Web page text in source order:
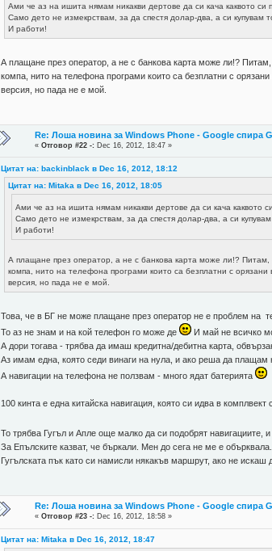
Ами че аз на ишита нямам никакви дертове да си кача каквото си
Само дето не измекрствам, за да спестя долар-два, а си купувам
И работи!
А плащане през оператор, а не с банкова карта може ли!?
компа, нито на телефона програми които са безплатни с
версия, но пада не е мой.
Re: Лоша новина за Windows Phone - Google спира
«Отговор #22 -: Dec 16, 2012, 18:47 »
Цитат на: backinblack в Dec 16, 2012, 18:12
Цитат на: Mitaka в Dec 16, 2012, 18:05
Ами че аз на ишита нямам никакви дертове да си кача каквото
Само дето не измекрствам, за да спестя долар-два, а си купувам
И работи!
А плащане през оператор, а не с банкова карта може ли!?
компа, нито на телефона програми които са безплатни с
версия, но пада не е мой.
Това, че в БГ не може плащане през оператор не е проблем на
То аз не знам и на кой телефон го може де
И май не всичко
А дори тогава - трябва да имаш кредитна/дебитна карта,
Аз имам една, която седи винаги на нула, и ако реша да
А навигации на телефона не ползвам - много ядат батерията
100 кинта е една китайска навигация, която си идва в
То трябва Гугъл и Апле още малко да си подобрят
За Епълските казват, че бъркали. Мен до сега не ме е обърквала...
Гугълската пък като си намисли някакъв маршрут, ако не искаш
Re: Лоша новина за Windows Phone - Google спира
«Отговор #23 -: Dec 16, 2012, 18:58 »
Цитат на: Mitaka в Dec 16, 2012, 18:47